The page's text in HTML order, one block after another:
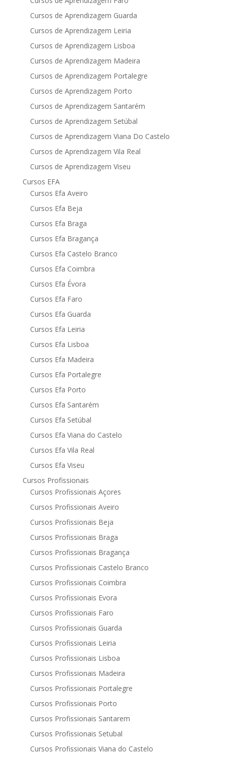
Cursos de Aprendizagem Guarda
Cursos de Aprendizagem Leiria
Cursos de Aprendizagem Lisboa
Cursos de Aprendizagem Madeira
Cursos de Aprendizagem Portalegre
Cursos de Aprendizagem Porto
Cursos de Aprendizagem Santarém
Cursos de Aprendizagem Setúbal
Cursos de Aprendizagem Viana Do Castelo
Cursos de Aprendizagem Vila Real
Cursos de Aprendizagem Viseu
Cursos EFA
Cursos Efa Aveiro
Cursos Efa Beja
Cursos Efa Braga
Cursos Efa Bragança
Cursos Efa Castelo Branco
Cursos Efa Coimbra
Cursos Efa Évora
Cursos Efa Faro
Cursos Efa Guarda
Cursos Efa Leiria
Cursos Efa Lisboa
Cursos Efa Madeira
Cursos Efa Portalegre
Cursos Efa Porto
Cursos Efa Santarém
Cursos Efa Setúbal
Cursos Efa Viana do Castelo
Cursos Efa Vila Real
Cursos Efa Viseu
Cursos Profissionais
Cursos Profissionais Açores
Cursos Profissionais Aveiro
Cursos Profissionais Beja
Cursos Profissionais Braga
Cursos Profissionais Bragança
Cursos Profissionais Castelo Branco
Cursos Profissionais Coimbra
Cursos Profissionais Evora
Cursos Profissionais Faro
Cursos Profissionais Guarda
Cursos Profissionais Leiria
Cursos Profissionais Lisboa
Cursos Profissionais Madeira
Cursos Profissionais Portalegre
Cursos Profissionais Porto
Cursos Profissionais Santarem
Cursos Profissionais Setubal
Cursos Profissionais Viana do Castelo